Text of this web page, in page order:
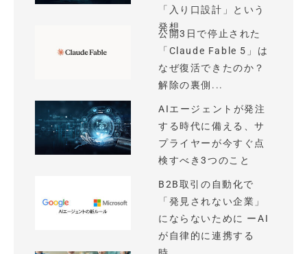
「入り口設計」という
発想
公開3日で停止された
「Claude Fable 5」は
なぜ復活できたのか？
解除の裏側...
AIエージェントが発注
する時代に備える、サ
プライヤーが今すぐ点
検すべき3つのこと
B2B取引の自動化で
「発見されない企業」
にならないために ーAI
が自律的に連携する